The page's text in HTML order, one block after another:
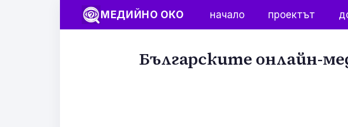
МЕДИЙНО ОКО начало проектът
Българските онлайн-